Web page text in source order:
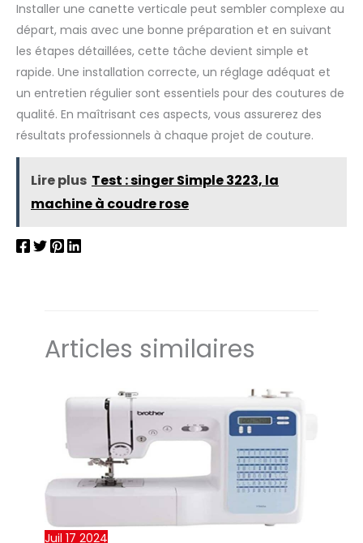
Installer une canette verticale peut sembler complexe au
départ, mais avec une bonne préparation et en suivant
les étapes détaillées, cette tâche devient simple et
rapide. Une installation correcte, un réglage adéquat et
un entretien régulier sont essentiels pour des coutures de
qualité. En maîtrisant ces aspects, vous assurerez des
résultats professionnels à chaque projet de couture.
Lire plus Test : singer Simple 3223, la
machine à coudre rose
Articles similaires
Juil 17 2024